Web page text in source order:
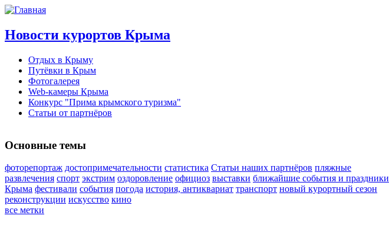
Новости курортов Крыма
Отдых в Крыму
Путёвки в Крым
Фотогалерея
Web-камеры Крыма
Конкурс "Прима крымского туризма"
Статьи от партнёров
Основные темы
фоторепортаж достопримечательности статистика Статьи наших партнёров пляжные
развлечения спорт экстрим оздоровление официоз выставки ближайшие события и праздники
Крыма фестивали события погода история, антиквариат транспорт новый курортный сезон
реконструкции искусство кино
все метки